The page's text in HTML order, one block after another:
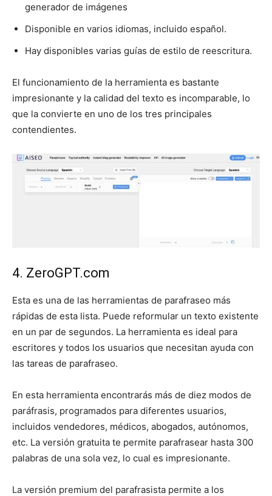
generador de imágenes
Disponible en varios idiomas, incluido español.
Hay disponibles varias guías de estilo de reescritura.
El funcionamiento de la herramienta es bastante
impresionante y la calidad del texto es incomparable, lo
que la convierte en uno de los tres principales
contendientes.
4. ZeroGPT.com
Esta es una de las herramientas de parafraseo más
rápidas de esta lista. Puede reformular un texto existente
en un par de segundos. La herramienta es ideal para
escritores y todos los usuarios que necesitan ayuda con
las tareas de parafraseo.
En esta herramienta encontrarás más de diez modos de
paráfrasis, programados para diferentes usuarios,
incluidos vendedores, médicos, abogados, autónomos,
etc. La versión gratuita te permite parafrasear hasta 300
palabras de una sola vez, lo cual es impresionante.
La versión premium del parafrasista permite a los